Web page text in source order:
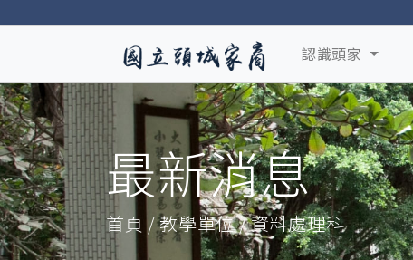
認識頭家
最新消息
首頁 / 教學單位 / 資料處理科